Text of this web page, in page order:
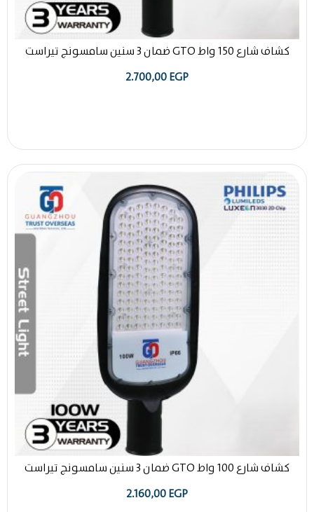
كشاف شارع 150 واط GTO ضمان 3 سنين سامسونج تيراست
2.700,00EGP
كشاف شارع 100 واط GTO ضمان 3 سنين سامسونج تيراست
2.160,00EGP